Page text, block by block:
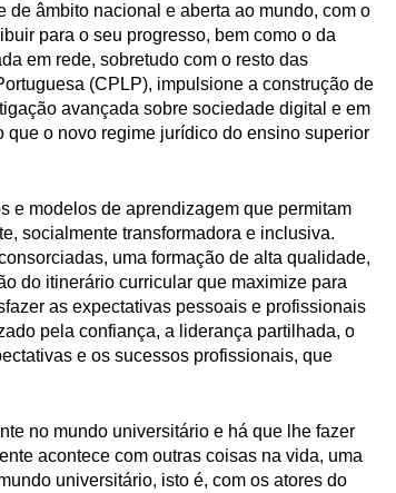
âmbito nacional e aberta ao mundo, com o
para o seu progresso, bem como o da
em rede, sobretudo com o resto das
(CPLP), impulsione a construção de
avançada sobre sociedade digital e em
o novo regime jurídico do ensino superior
e modelos de aprendizagem que permitam
socialmente transformadora e inclusiva.
uma formação de alta qualidade,
do itinerário curricular que maximize para
as expectativas pessoais e profissionais
pela confiança, a liderança partilhada, o
e os sucessos profissionais, que
no mundo universitário e há que lhe fazer
acontece com outras coisas na vida, uma
universitário, isto é, com os atores do